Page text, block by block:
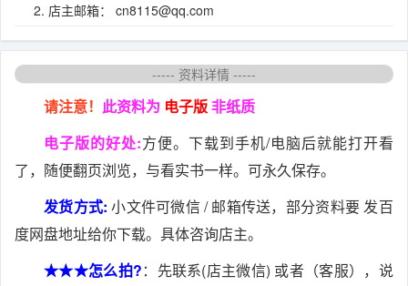
2. 店主邮箱： cn8115@qq.com
----- 资料详情 -----
请注意！ 此资料为 电子版非纸质
电子版的好处:方便。下载到手机/电脑后就能打开看
了，随便翻页浏览，与看实书一样。可永久保存。
发货方式: 小文件可微信 / 邮箱传送，部分资料要 发百
度网盘地址给你下载。具体咨询店主。
★★★怎么拍?：先联系(店主微信) 或者（客服），说